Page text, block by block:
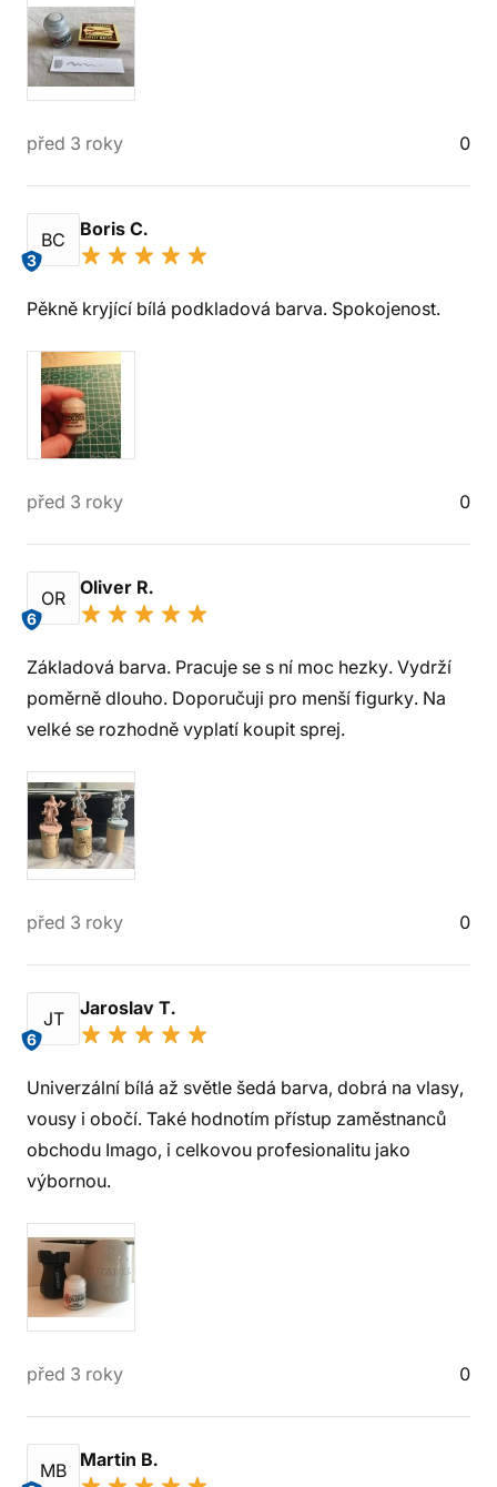
před 3 roky 0
BC
3
Boris C.
Pěkně kryjící bílá podkladová barva. Spokojenost.
před 3 roky 0
OR
6
Oliver R.
Základová barva. Pracuje se s ní moc hezky. Vydrží
poměrně dlouho. Doporučuji pro menší figurky. Na
velké se rozhodně vyplatí koupit sprej.
před 3 roky 0
JT
6
Jaroslav T.
Univerzální bílá až světle šedá barva, dobrá na vlasy,
vousy i obočí. Také hodnotím přístup zaměstnanců
obchodu Imago, i celkovou profesionalitu jako
výbornou.
před 3 roky 0
MB Martin B.